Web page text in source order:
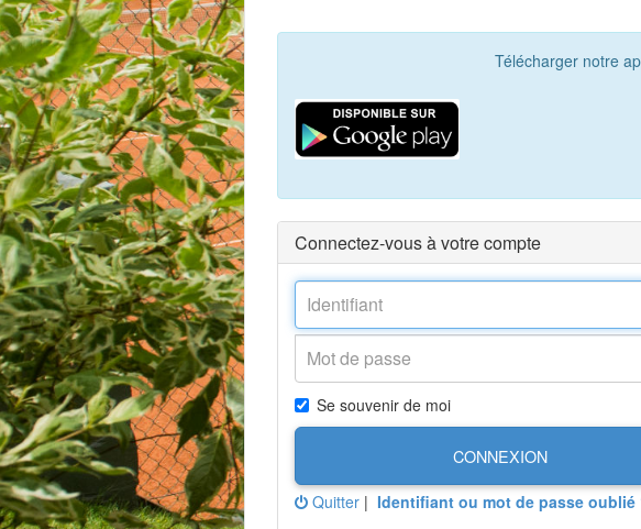
Télécharger notre
Connectez-vous à votre compte
Se souvenir de moi
CONNEXION
Quitter | Identifiant ou mot de passe oublié